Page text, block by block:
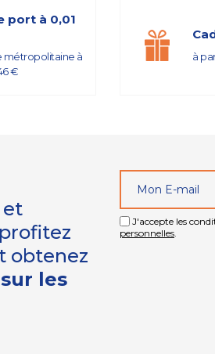
port à 0,01
métropolitaine à
€
à
et
obtenez
les
J'accepte les
personnelles.